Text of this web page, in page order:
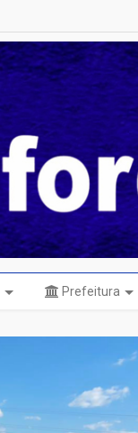
Prefeitura